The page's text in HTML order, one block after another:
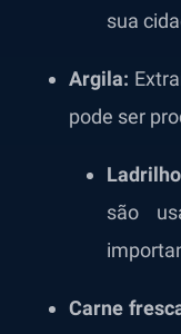
sua
Argila:
pode ser
são
Carne